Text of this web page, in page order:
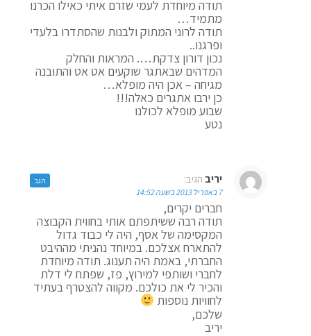
תודה מיוחדת לעמי שזרם איתי כאילו הכרנו
מתמיד…
תודה לרוני המתוק ולבנות שהסתדרו בלעדי
ופרגנו..
נכון דורון צדקת…. המראות והחלק
המדהים שבאתגר שוקעים אט אט והתובנה
מגיחה – אכן היה מופלא…
כן ירבו אתגרים כאלה!!!
שבוע מופלא לכולנו
נטע
יריב הגיב:
7 באפריל 2013 בשעה 14:52
חברים יקרים,
תודה רבה ששיתפתם אותי בחווית הקבוצה
המקסימה של אסף, היה לי כבוד גדול
להתארח אצלכם. במיוחד נהניתי מההיבט
החברתי, באמת היה תענוג. תודה מיוחדת
לחברי ושותפי למירוץ, פז, שפתח לי דלת
והכיר לי את כולכם. מקווה להצטרף בעתיד
לחוויות נוספות
שלכם,
יריב
הגב